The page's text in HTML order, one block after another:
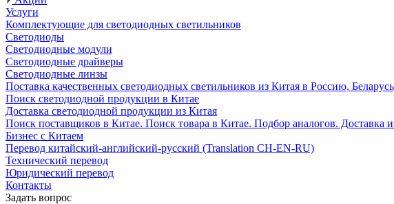
Услуги
Комплектующие для светодиодных светильников
Светодиоды
Светодиодные модули
Cветодиодные драйверы
Светодиодные линзы
Поставка качественных светодиодных светильников из Китая в Россию,
Поиск светодиодной продукции в Китае
Доставка светодиодной продукции из Китая
Поиск поставщиков в Китае. Поиск товара в Китае. Подбор аналогов. Доставка
Бизнес с Китаем
Перевод китайский-английский-русский (Translation CH-EN-RU)
Технический перевод
Юридический перевод
Контакты
Задать вопрос